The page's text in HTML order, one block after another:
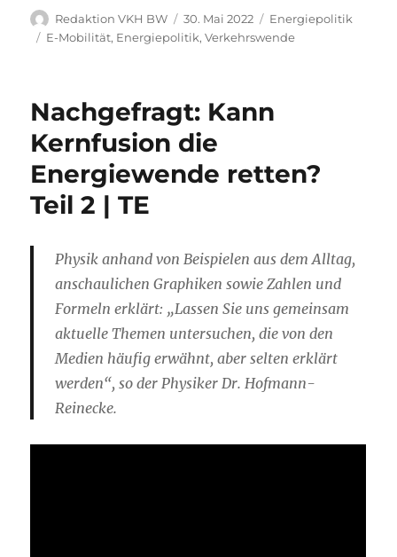
Autor
Redaktion VKH BW
Veröffentlicht
am
30. Mai 2022 Kategorien
Energiepolitik
Schlagwörter
E-Mobilität, Energiepolitik,Verkehrswende
Nachgefragt: Kann
Kernfusion die
Energiewende retten?
Teil 2 | TE
Physik anhand von Beispielen aus dem Alltag,
anschaulichen Graphiken sowie Zahlen und
Formeln erklärt: „Lassen Sie uns gemeinsam
aktuelle Themen untersuchen, die von den
Medien häufig erwähnt, aber selten erklärt
werden“, so der Physiker Dr. Hofmann-
Reinecke.